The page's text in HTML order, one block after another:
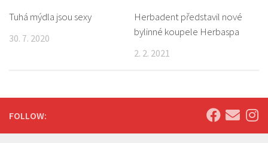
Tuhá mýdla jsou sexy
30. 7. 2020
Herbadent představil nové
bylinné koupele Herbaspa
2. 2. 2021
FOLLOW: